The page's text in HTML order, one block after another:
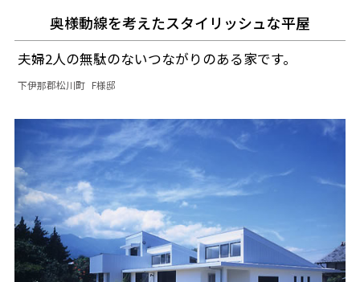
奥様動線を考えたスタイリッシュな平屋
夫婦2人の無駄のないつながりのある家です。
下伊那郡松川町 F様邸